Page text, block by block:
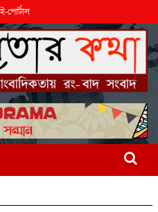
পোর্টাল